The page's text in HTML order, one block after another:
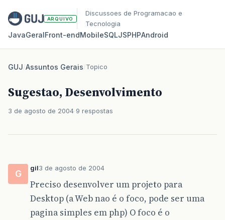
ARQUIVO
Discussoes de Programacao e
Tecnologia
JavaGeralFront‑endMobileSQLJSPHPAndroid
GUJ/Assuntos Gerais/Topico
Sugestao, Desenvolvimento
3 de agosto de 2004 9 respostas
G
gil3 de agosto de 2004
Preciso desenvolver um projeto para
Desktop (a Web nao é o foco, pode ser uma
pagina simples em php) O foco é o